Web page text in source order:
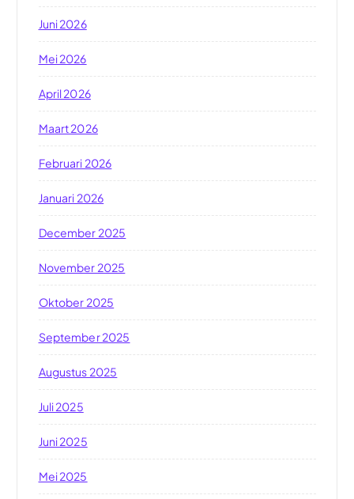
Juni 2026
Mei 2026
April 2026
Maart 2026
Februari 2026
Januari 2026
December 2025
November 2025
Oktober 2025
September 2025
Augustus 2025
Juli 2025
Juni 2025
Mei 2025